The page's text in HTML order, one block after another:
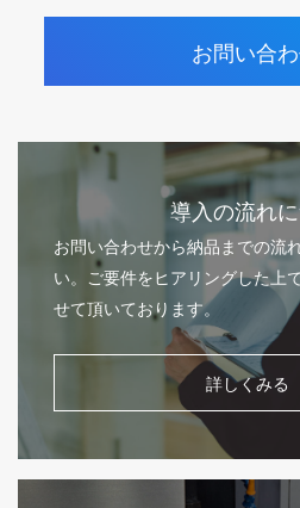
お問い合
導入の流れ
お問い合わせから納品までの流
い。ご要件をヒアリングした上
せて頂いております。
詳しくみる